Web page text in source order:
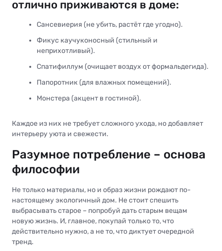
отлично приживаются в доме:
Сансевиерия (не убить, растёт где угодно).
Фикус каучуконосный (стильный и
неприхотливый).
Спатифиллум (очищает воздух от формальдегида).
Папоротник (для влажных помещений).
Монстера (акцент в гостиной).
Каждое из них не требует сложного ухода, но добавляет
интерьеру уюта и свежести.
Разумное потребление – основа
философии
Не только материалы, но и образ жизни рождают по-
настоящему экологичный дом. Не стоит спешить
выбрасывать старое – попробуй дать старым вещам
новую жизнь. И, главное, покупай только то, что
действительно нужно, а не то, что диктует очередной
тренд.